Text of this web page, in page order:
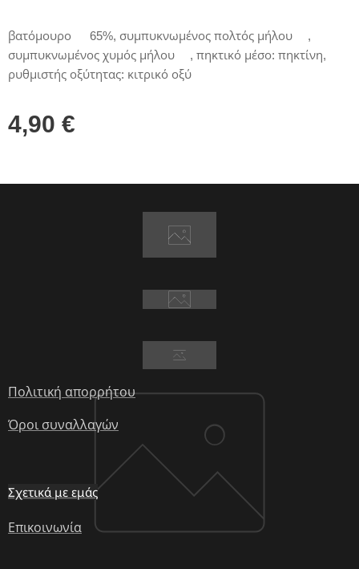
βατόμουρο* 65%, συμπυκνωμένος πολτός μήλου*,
συμπυκνωμένος χυμός μήλου*, πηκτικό μέσο: πηκτίνη,
ρυθμιστής οξύτητας: κιτρικό οξύ
4,90 €
Πολιτική απορρήτου
Όροι συναλλαγών
Σχετικά με εμάς
Επικοινωνία